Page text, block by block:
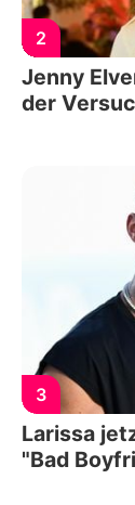
2
Jenny
der
3
Larissa
"Bad